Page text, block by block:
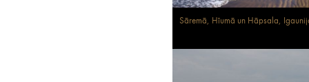
Sāremā, Hīumā un Hāpsala,